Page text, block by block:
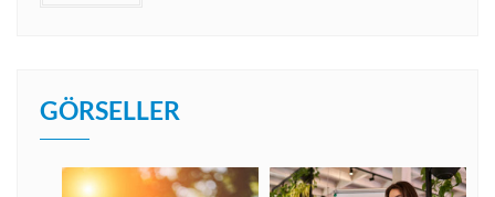
GÖRSELLER